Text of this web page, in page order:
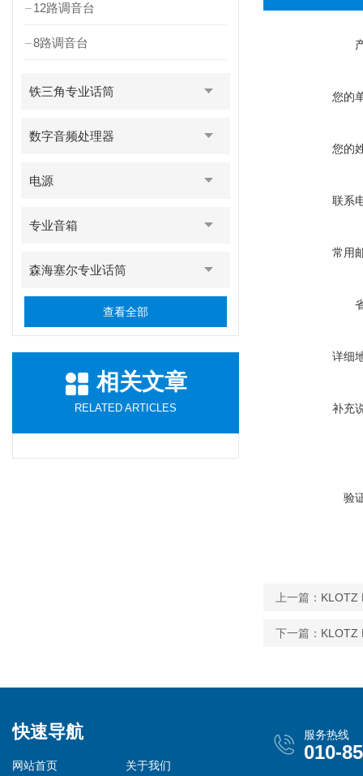
12路调音台
8路调音台
铁三角专业话筒
数字音频处理器
电源
专业音箱
森海塞尔专业话筒
查看全部
相关文章
RELATED ARTICLES
您的
您的
联系
常用
详细
补充
验
上一篇： KLOTZ
下一篇： KLOTZ
快速导航
网站首页 关于我们
服务热线
010-